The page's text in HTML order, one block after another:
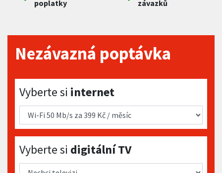
poplatky
závazků
Nezávazná poptávka
Vyberte si internet
Vyberte si internet
Vyberte si digitální TV
Vyberte si digitální TV